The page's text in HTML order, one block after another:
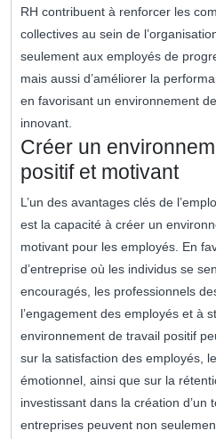
RH contribuent à renforcer les
collectives au sein de
seulement aux employés de
mais aussi d’améliorer la
en favorisant un environnement
innovant.
Créer un
positif et motivant
L’un des avantages clés de
est la capacité à créer un
motivant pour les employés. En
d’entreprise où les individus se
encouragés, les professionnels
l’engagement des employés et à
environnement de travail positif
sur la satisfaction des employés,
émotionnel, ainsi que sur la
investissant dans la création d’un
entreprises peuvent non